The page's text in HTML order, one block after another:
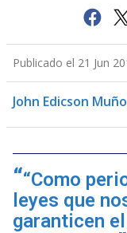
Publicado el 21 Jun
John Edicson
“Como
leyes que
garanticen